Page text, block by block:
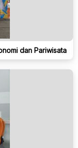
dan Pariwisata